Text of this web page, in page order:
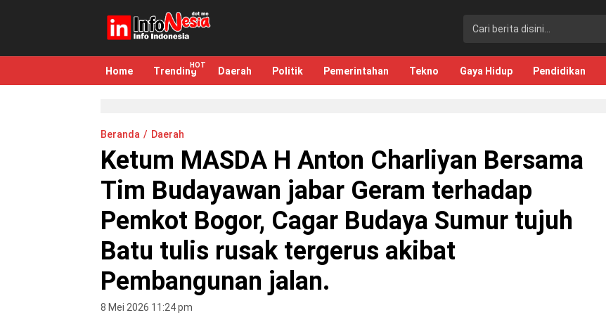
infonesia.me
Info Indonesia
Home Trending Daerah Politik Pemerintahan Tekno Gaya Hidup Pendidikan
Beranda Daerah
Ketum MASDA H Anton Charliyan Bersama
Tim Budayawan jabar Geram terhadap
Pemkot Bogor, Cagar Budaya Sumur tujuh
Batu tulis rusak tergerus akibat
Pembangunan jalan.
8 Mei 2026 11:24 pm